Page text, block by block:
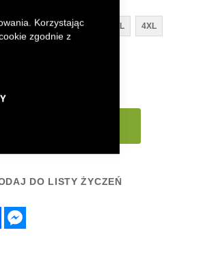
Korzystając
zgodnie z
L XL 2XL 3XL 4XL
DO LISTY ŻYCZEŃ
Facebook